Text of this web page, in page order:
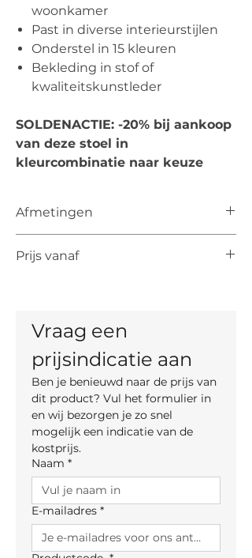
woonkamer
Past in diverse interieurstijlen
Onderstel in 15 kleuren
Bekleding in stof of
kwaliteitskunstleder
SOLDENACTIE: -20% bij aankoop
van deze stoel in
kleurcombinatie naar keuze
Afmetingen
Breedte: 51,5 cm
Prijs vanaf
Actie
Vraag een
prijsindicatie aan
Ben je benieuwd naar de prijs van
dit product? Vul het formulier in
en wij bezorgen je zo snel
mogelijk een indicatie van de
kostprijs.
Naam *
E-mailadres *